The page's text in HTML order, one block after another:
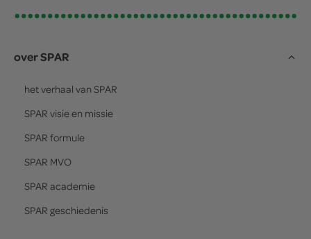
over SPAR
het verhaal van SPAR
SPAR visie en missie
SPAR formule
SPAR MVO
SPAR academie
SPAR geschiedenis